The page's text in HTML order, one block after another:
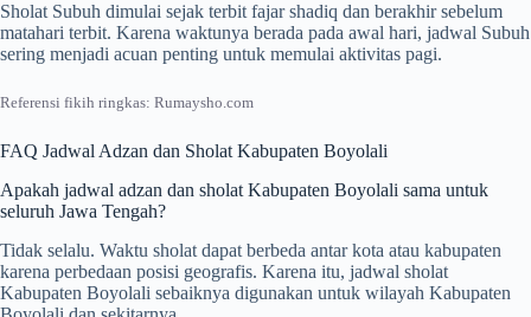
Sholat Subuh dimulai sejak terbit fajar shadiq dan berakhir sebelum
matahari terbit. Karena waktunya berada pada awal hari, jadwal Subuh
sering menjadi acuan penting untuk memulai aktivitas pagi.
Referensi fikih ringkas: Rumaysho.com
FAQ Jadwal Adzan dan Sholat Kabupaten Boyolali
Apakah jadwal adzan dan sholat Kabupaten Boyolali sama untuk
seluruh Jawa Tengah?
Tidak selalu. Waktu sholat dapat berbeda antar kota atau kabupaten
karena perbedaan posisi geografis. Karena itu, jadwal sholat
Kabupaten Boyolali sebaiknya digunakan untuk wilayah Kabupaten